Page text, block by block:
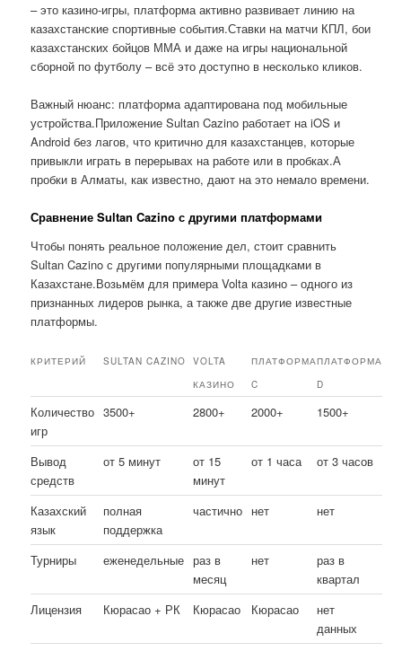
– это казино-игры, платформа активно развивает линию на
казахстанские спортивные события.Ставки на матчи КПЛ, бои
казахстанских бойцов ММА и даже на игры национальной
сборной по футболу – всё это доступно в несколько кликов.
Важный нюанс: платформа адаптирована под мобильные
устройства.Приложение Sultan Cazino работает на iOS и
Android без лагов, что критично для казахстанцев, которые
привыкли играть в перерывах на работе или в пробках.А
пробки в Алматы, как известно, дают на это немало времени.
Сравнение Sultan Cazino с другими платформами
Чтобы понять реальное положение дел, стоит сравнить
Sultan Cazino с другими популярными площадками в
Казахстане.Возьмём для примера Volta казино – одного из
признанных лидеров рынка, а также две другие известные
платформы.
КРИТЕРИЙ SULTAN CAZINO
VOLTA
КАЗИНО
ПЛАТФОРМА
C
ПЛАТФОРМА
D
Количество
игр
3500+ 2800+ 2000+ 1500+
Вывод
средств
от 5 минут
от 15
минут
от 1 часа от 3 часов
Казахский
язык
полная
поддержка
частично нет нет
Турниры еженедельные раз в
месяц
нет
раз в
квартал
Лицензия
Кюрасао + РК Кюрасао Кюрасао
нет
данных